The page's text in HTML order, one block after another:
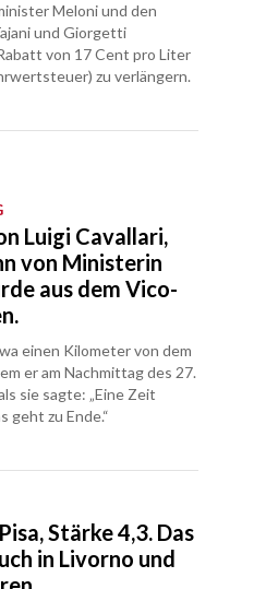
Meloni und den
und Giorgetti
von 17 Cent pro Liter
zu verlängern.
Luigi Cavallari,
von Ministerin
aus dem Vico-
einen Kilometer von dem
er am Nachmittag des 27.
sie sagte: „Eine Zeit
geht zu Ende.“
Stärke 4,3. Das
in Livorno und